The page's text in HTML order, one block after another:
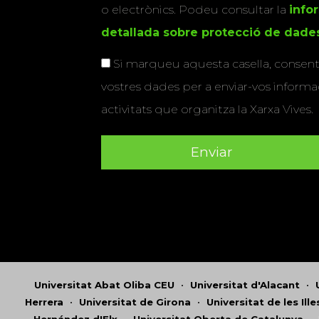
o electrònics. Podeu consultar la
detallada sobre protecció de
Si marqueu aquesta casella,
vostres dades per a enviar-vos
activitats que organitza la Xarxa Vives.
Universitat Abat Oliba CEU • Universitat d'Alacant •
Herrera • Universitat de Girona • Universitat de les